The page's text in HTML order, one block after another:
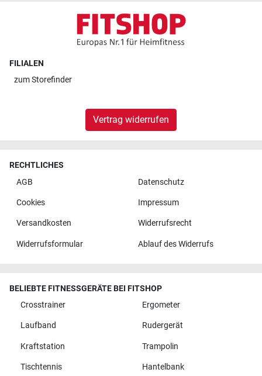
FILIALEN
zumStorefinder
Vertrag widerrufen
RECHTLICHES
AGB
Datenschutz
Cookies Impressum
Versandkosten Widerrufsrecht
Widerrufsformular Ablauf des Widerrufs
BELIEBTE FITNESSGERÄTE BEI FITSHOP
Crosstrainer
Ergometer
Laufband Rudergerät
Kraftstation Trampolin
Tischtennis Hantelbank